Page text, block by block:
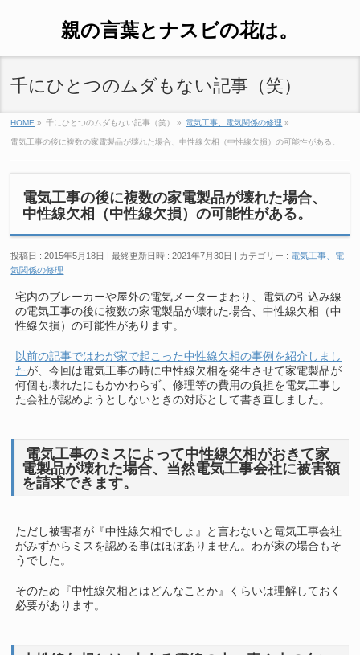
親の言葉とナスビの花は。
千にひとつのムダもない記事（笑）
HOME » 千にひとつのムダもない記事（笑） » 電気工事、電気関係の修理 »
電気工事の後に複数の家電製品が壊れた場合、中性線欠相（中性線欠損）の可能性がある。
電気工事の後に複数の家電製品が壊れた場合、
中性線欠相（中性線欠損）の可能性がある。
投稿日 : 2015年5月18日 最終更新日時 : 2021年7月30日 カテゴリー : 電気工事、電
気関係の修理
宅内のブレーカーや屋外の電気メーターまわり、電気の引込み線
の電気工事の後に複数の家電製品が壊れた場合、中性線欠相（中
性線欠損）の可能性があります。
以前の記事ではわが家で起こった中性線欠相の事例を紹介しまし
たが、今回は電気工事の時に中性線欠相を発生させて家電製品が
何個も壊れたにもかかわらず、修理等の費用の負担を電気工事し
た会社が認めようとしないときの対応として書き直しました。
電気工事のミスによって中性線欠相がおきて家
電製品が壊れた場合、当然電気工事会社に被害額
を請求できます。
ただし被害者が『中性線欠相でしょ』と言わないと電気工事会社
がみずからミスを認める事はほぼありません。わが家の場合もそ
うでした。
そのため『中性線欠相とはどんなことか』くらいは理解しておく
必要があります。